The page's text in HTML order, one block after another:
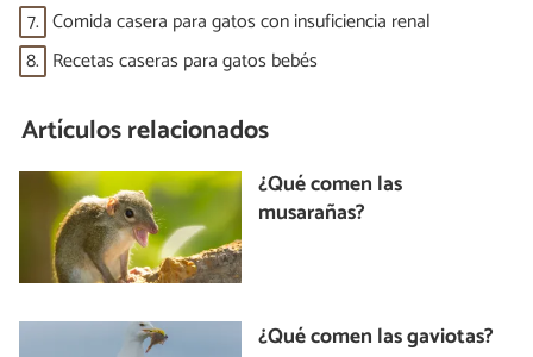
7. Comida casera para gatos con insuficiencia renal
8. Recetas caseras para gatos bebés
Artículos relacionados
¿Qué comen las
musarañas?
¿Qué comen las gaviotas?